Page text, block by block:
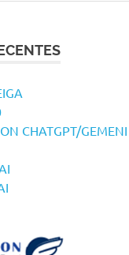
CHATGPT/